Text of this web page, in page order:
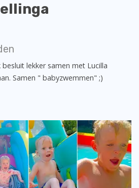
lekker samen met Lucilla
Samen " babyzwemmen" ;)